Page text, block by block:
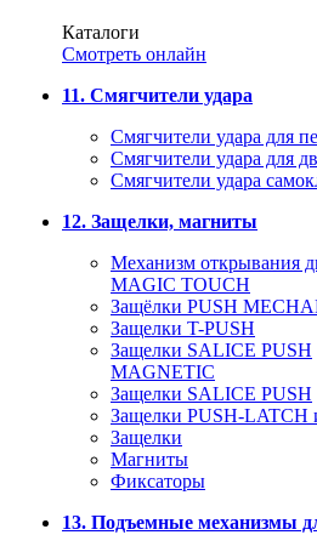
Каталоги
Смотреть онлайн
11. Смягчители удара
Смягчители удара для
Смягчители удара для
Cмягчители удара
12. Защелки, магниты
Механизм открывания
MAGIC TOUCH
Защёлки PUSH
Защелки T-PUSH
Защелки SALICE PUSH
MAGNETIC
Защелки SALICE PUSH
Защелки PUSH-LATCH
Защелки
Магниты
Фиксаторы
13. Подъемные механизмы